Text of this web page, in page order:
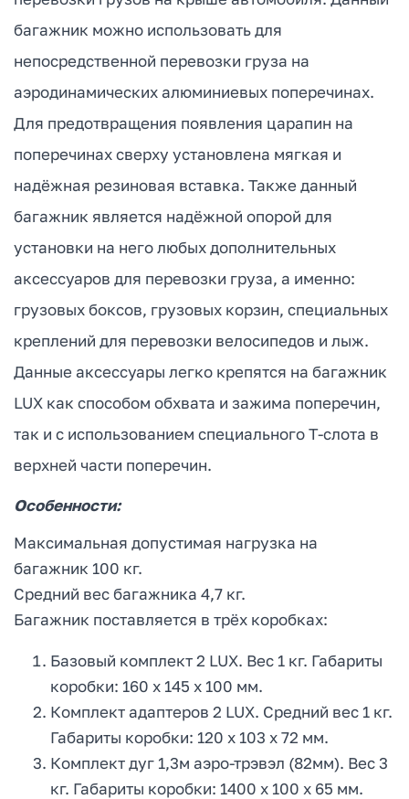
багажник можно использовать для
непосредственной перевозки груза на
аэродинамических алюминиевых поперечинах.
Для предотвращения появления царапин на
поперечинах сверху установлена мягкая и
надёжная резиновая вставка. Также данный
багажник является надёжной опорой для
установки на него любых дополнительных
аксессуаров для перевозки груза, а именно:
грузовых боксов, грузовых корзин, специальных
креплений для перевозки велосипедов и лыж.
Данные аксессуары легко крепятся на багажник
LUX как способом обхвата и зажима поперечин,
так и с использованием специального Т-слота в
верхней части поперечин.
Особенности:
Максимальная допустимая нагрузка на
багажник 100 кг.
Средний вес багажника 4,7 кг.
Багажник поставляется в трёх коробках:
Базовый комплект 2 LUX. Вес 1 кг. Габариты
коробки: 160 х 145 х 100 мм.
Комплект адаптеров 2 LUX. Средний вес 1 кг.
Габариты коробки: 120 х 103 х 72 мм.
Комплект дуг 1,3м аэро-трэвэл (82мм). Вес 3
кг. Габариты коробки: 1400 х 100 х 65 мм.